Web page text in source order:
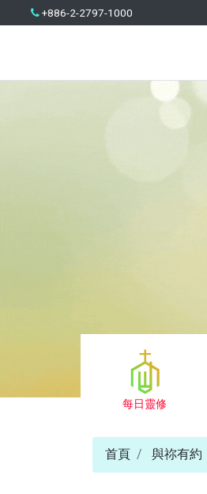
+886-2-2797-1000
每日靈修
首頁 與祢有約